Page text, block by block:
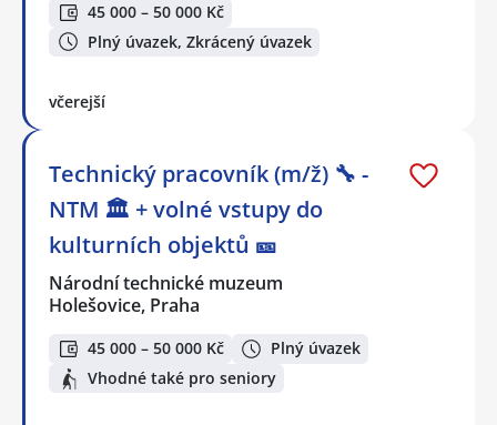
45 000 – 50 000 Kč
Plný úvazek, Zkrácený úvazek
včerejší
Technický pracovník (m/ž) 🔧 -
NTM 🏛 + volné vstupy do
kulturních objektů 🎫
Národní technické muzeum
Holešovice, Praha
45 000 – 50 000 Kč
Plný úvazek
Vhodné také pro seniory